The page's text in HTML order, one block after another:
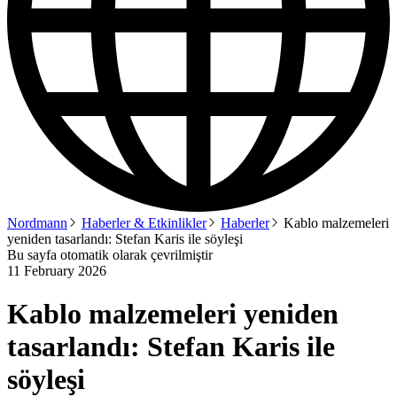
Nordmann Haberler & Etkinlikler Haberler
Kablo malzemeleri
yeniden tasarlandı: Stefan Karis ile söyleşi
Bu sayfa otomatik olarak çevrilmiştir
11 February 2026
Kablo malzemeleri yeniden
tasarlandı: Stefan Karis ile
söyleşi